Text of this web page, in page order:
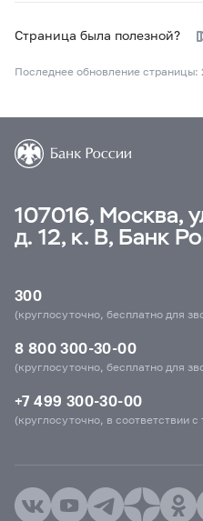
Страница была полезной?
Последнее обновление страницы:
107016, Москва,
д. 12, к. В, Банк
300
(круглосуточно, бесплатно для
8 800 300-30-00
(круглосуточно, бесплатно для
+7 499 300-30-00
(круглосуточно, в соответствии